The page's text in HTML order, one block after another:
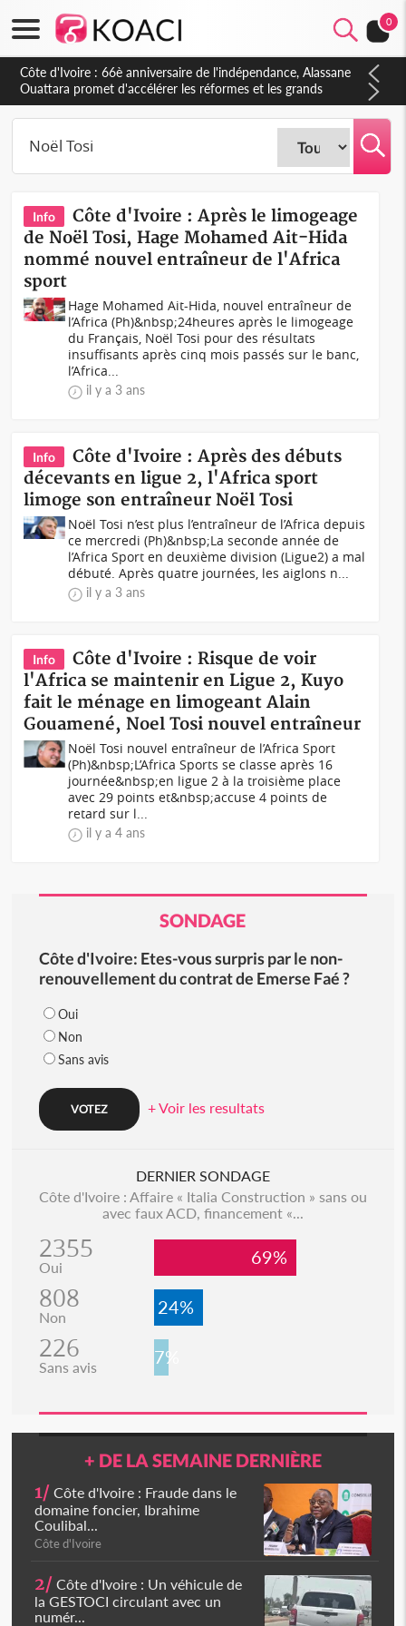
0
Côte d'Ivoire : 66è anniversaire de l'indépendance, Alassane
Ouattara promet d'accélérer les réformes et les grands
investissements pour une nation plus forte et plus prospère
Info
Côte d'Ivoire : Après le limogeage
de Noël Tosi, Hage Mohamed Ait-Hida
nommé nouvel entraîneur de l'Africa
sport
Hage Mohamed Ait-Hida, nouvel entraîneur de
l’Africa (Ph)&nbsp;24heures après le limogeage
du Français, Noël Tosi pour des résultats
insuffisants après cinq mois passés sur le banc,
l’Africa...
il y a 3 ans
Info
Côte d'Ivoire : Après des débuts
décevants en ligue 2, l'Africa sport
limoge son entraîneur Noël Tosi
Noël Tosi n’est plus l’entraîneur de l’Africa depuis
ce mercredi (Ph)&nbsp;La seconde année de
l’Africa Sport en deuxième division (Ligue2) a mal
débuté. Après quatre journées, les aiglons n...
il y a 3 ans
Info
Côte d'Ivoire : Risque de voir
l'Africa se maintenir en Ligue 2, Kuyo
fait le ménage en limogeant Alain
Gouamené, Noel Tosi nouvel entraîneur
Noël Tosi nouvel entraîneur de l’Africa Sport
(Ph)&nbsp;L’Africa Sports se classe après 16
journée&nbsp;en ligue 2 à la troisième place
avec 29 points et&nbsp;accuse 4 points de
retard sur l...
il y a 4 ans
SONDAGE
Côte d'Ivoire: Etes-vous surpris par le non-
renouvellement du contrat de Emerse Faé ?
Oui
Non
Sans avis
+ Voir les resultats
DERNIER SONDAGE
Côte d'Ivoire : Affaire « Italia Construction » sans ou
avec faux ACD, financement «...
2355
Oui 69%
808
Non 24%
226
Sans avis 7%
+ DE LA SEMAINE DERNIÈRE
1/ Côte d'Ivoire : Fraude dans le
domaine foncier, Ibrahime
Coulibal...
Côte d'Ivoire
2/ Côte d'Ivoire : Un véhicule de
la GESTOCI circulant avec un
numér...